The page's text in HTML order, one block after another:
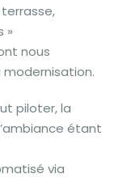
»
nous
modernisation.
piloter, la
étant
via